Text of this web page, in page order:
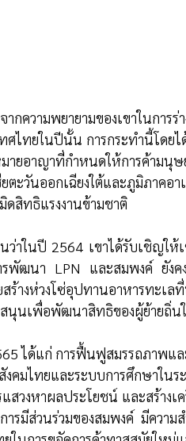
กความพยายามของเขาในกา
ไทยในปีนั้น การกระทำนี้โดย
ยอาญาที่กำหนดให้การค้ามนุษ
ตะวันออกเฉียงใต้และภูมิภาคอ
ดสิทธิแรงงานข้ามชาติ
ว่าในปี 2564 เขาได้รับเชิญให้
รพัฒนา LPN และสมพงค์ ยังค
ร้างห่วงโซ่อุปทานอาหารทะเ
นุนเพื่อพัฒนาสิทธิของผู้ย้ายถิ่น
ได้แก่ การฟื้นฟูสมรรถภาพแ
งคมไทยและระบบการศึกษาใ
สวงหาผลประโยชน์ และสร้าง
รมีส่วนร่วมของสมพงค์ มีความ